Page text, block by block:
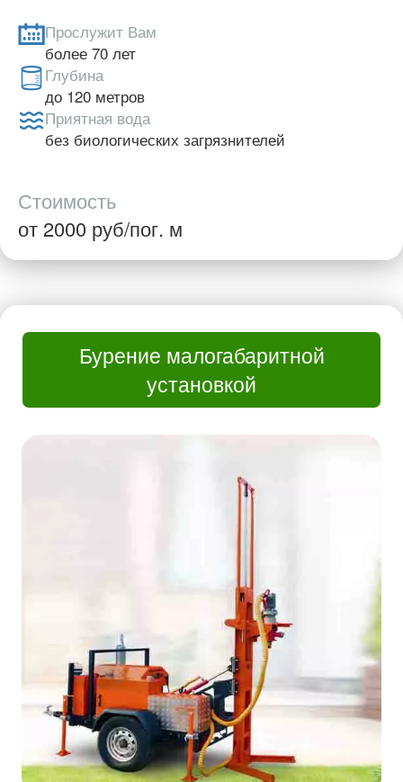
Прослужит Вам
более 70 лет
Глубина
до 120 метров
Приятная вода
без биологических загрязнителей
Стоимость
от 2000 руб/пог. м
Бурение малогабаритной
установкой